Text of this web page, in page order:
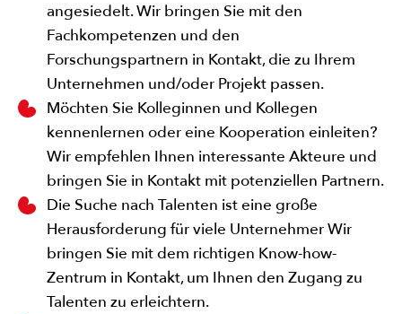
angesiedelt. Wir bringen Sie mit den
Fachkompetenzen und den
Forschungspartnern in Kontakt, die zu Ihrem
Unternehmen und/oder Projekt passen.
Möchten Sie Kolleginnen und Kollegen
kennenlernen oder eine Kooperation einleiten?
Wir empfehlen Ihnen interessante Akteure und
bringen Sie in Kontakt mit potenziellen Partnern.
Die Suche nach Talenten ist eine große
Herausforderung für viele Unternehmer Wir
bringen Sie mit dem richtigen Know-how-
Zentrum in Kontakt, um Ihnen den Zugang zu
Talenten zu erleichtern.